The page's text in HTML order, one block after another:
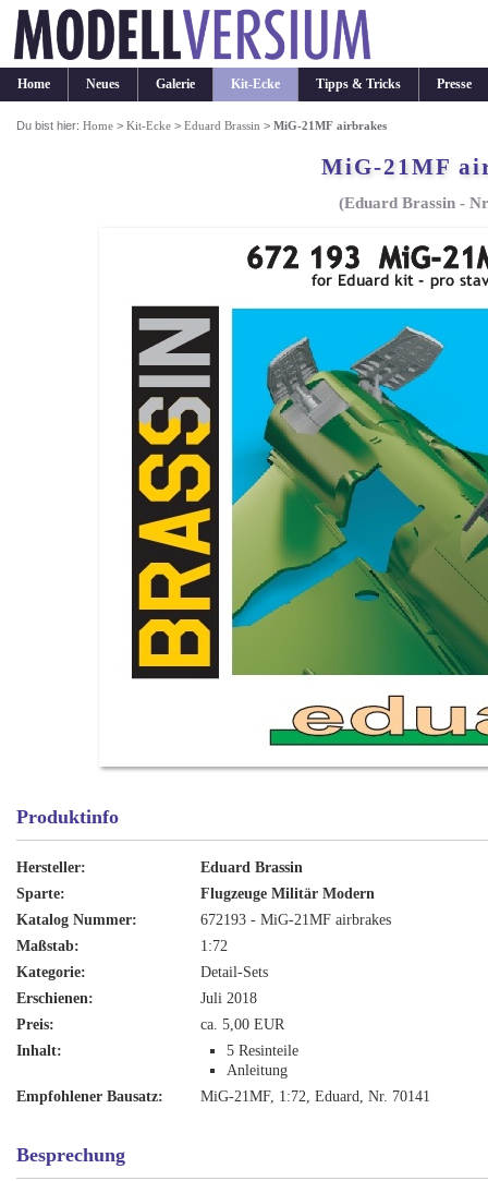
Home Neues Galerie Kit-Ecke Tipps & Tricks Presse
Du bist hier:Home >Kit-Ecke >Eduard Brassin >MiG-21MF airbrakes
MiG-21MF
(Eduard Brassin -
Produktinfo
Hersteller:
Eduard Brassin
Sparte:
Flugzeuge Militär Modern
Katalog Nummer:
672193 - MiG-21MF airbrakes
Maßstab:
1:72
Kategorie:
Detail-Sets
Erschienen:
Juli 2018
Preis:
ca. 5,00 EUR
Inhalt:
5 Resinteile
Anleitung
Empfohlener Bausatz:
MiG-21MF, 1:72, Eduard, Nr. 70141
Besprechung